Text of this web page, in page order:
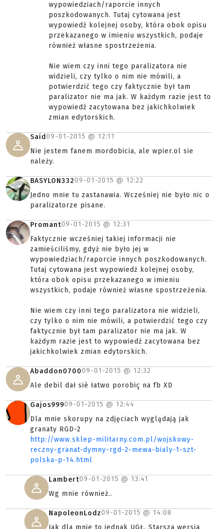
wypowiedziach/raporcie innych
poszkodowanych. Tutaj cytowana jest
wypowiedź kolejnej osoby, która obok opisu
przekazanego w imieniu wszystkich, podaje
również własne spostrzeżenia.
Nie wiem czy inni tego paralizatora nie
widzieli, czy tylko o nim nie mówili, a
potwierdzić tego czy faktycznie był tam
paralizator nie ma jak. W każdym razie jest to
wypowiedź zacytowana bez jakichkolwiek
zmian edytorskich.
Said09-01-2015 @ 12:11
Nie jestem fanem mordobicia, ale wpier.ol sie
należy.
BASYLON33209-01-2015 @ 12:22
Jedno mnie tu zastanawia. Wcześniej nie było nic o
paralizatorze pisane.
Promant09-01-2015 @ 12:31
Faktycznie wcześniej takiej informacji nie
zamieściliśmy, gdyż nie było jej w
wypowiedziach/raporcie innych poszkodowanych.
Tutaj cytowana jest wypowiedź kolejnej osoby,
która obok opisu przekazanego w imieniu
wszystkich, podaje również własne spostrzeżenia.
Nie wiem czy inni tego paralizatora nie widzieli,
czy tylko o nim nie mówili, a potwierdzić tego czy
faktycznie był tam paralizator nie ma jak. W
każdym razie jest to wypowiedź zacytowana bez
jakichkolwiek zmian edytorskich.
Abaddon070009-01-2015 @ 12:32
Ale debil dał siè łatwo porobiç na fb XD
Gajos99909-01-2015 @ 12:44
Dla mnie skorupy na zdjęciach wyglądają jak
granaty RGD-2
http://www.sklep-militarny.com.pl/wojskowy-
reczny-granat-dymny-rgd-2-mewa-bialy-1-szt-
polska-p-14.html
Lambert09-01-2015 @ 13:41
Wg mnie również..
NapoleonLodz09-01-2015 @ 14:08
Jak dla mnie to jednak UGŁ. Starsza wersja